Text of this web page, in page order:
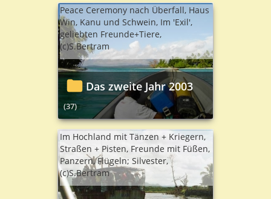
Das zweite Jahr 2003
(37)
Peace Ceremony nach Überfall, Haus
Win, Kanu und Schwein, Im 'Exil',
geliebten Freunde+Tiere,
(c)S.Bertram
Im Hochland mit Tänzen + Kriegern,
Straßen + Pisten, Freunde mit Füßen,
Panzern, Flügeln; Silvester,
(c)S.Bertram